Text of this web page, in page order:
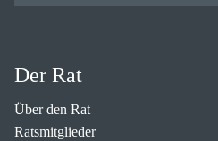
Der Rat
Über den Rat
Ratsmitglieder